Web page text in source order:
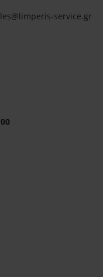
service.gr